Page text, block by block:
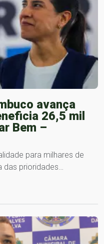
avança
26,5 mil
Bem –
para milhares de
prioridades…